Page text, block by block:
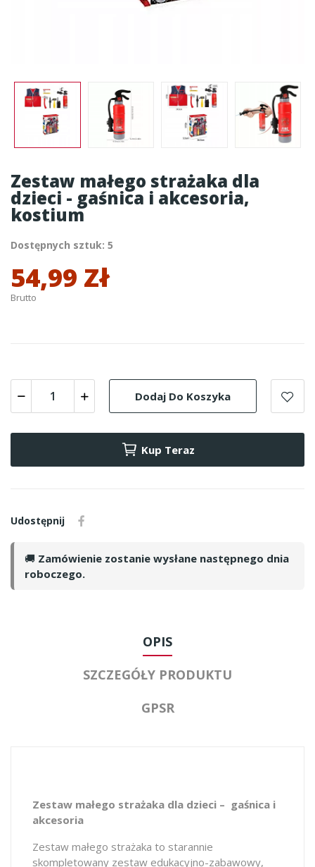
Zestaw małego strażaka dla
dzieci - gaśnica i akcesoria,
kostium
Dostępnych sztuk: 5
54,99 Zł
Brutto
Dodaj Do Koszyka
Kup Teraz
Udostępnij
🚚 Zamówienie zostanie wysłane następnego dnia
roboczego.
OPIS
SZCZEGÓŁY PRODUKTU
GPSR
Zestaw małego strażaka dla dzieci – gaśnica i
akcesoria
Zestaw małego strażaka to starannie
skompletowany zestaw edukacyjno-zabawowy,